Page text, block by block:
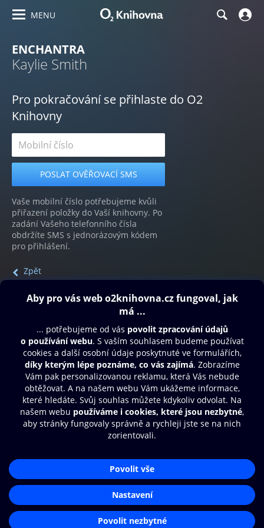
MENU
ENCHANTRA
Kaylie Smith
Pro pokračování se přihlaste do O2
Knihovny
Vaše mobilní číslo potřebujeme kvůli
přiřazení položky do Vaší knihovny. Po
zadání Vašeho telefonního čísla
obdržíte SMS s jednorázovým kódem
pro přihlášení.
Zpět
Obsah ke stažení
Moje O2 Knihovna
Další zábava
© O2 Czech Republic a.s.
Přístupnost
Zásady zpracování osobních údajů
Nastavení cookies
Aplikace O2 Knihovna
Čti a poslouchej své e-knihy a
audioknihy rychleji a pohodlněji.